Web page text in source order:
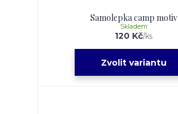
Samolepka camp motiv
120 Kč/ks
Skladem
Zvolit variantu